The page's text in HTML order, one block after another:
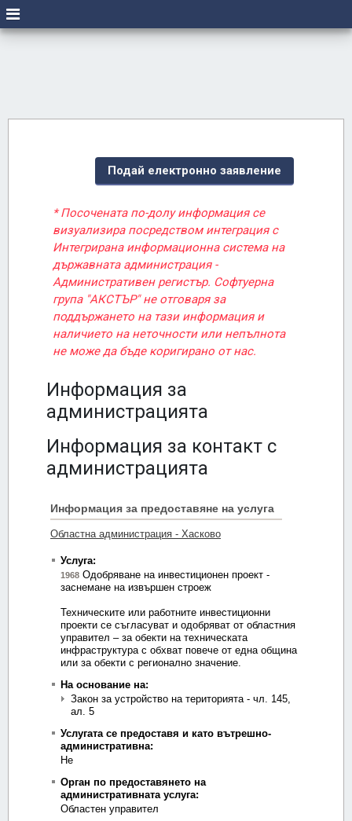
Подай електронно заявление
* Посочената по-долу информация се
визуализира посредством интеграция с
Интегрирана информационна система на
държавната администрация -
Административен регистър. Софтуерна
група "АКСТЪР" не отговаря за
поддържането на тази информация и
наличието на неточности или непълнота
не може да бъде коригирано от нас.
Информация за
администрацията
Информация за контакт с
администрацията